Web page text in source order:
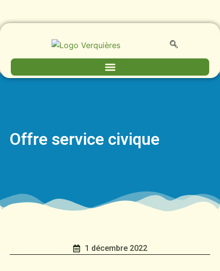
Offre service civique
1 décembre 2022